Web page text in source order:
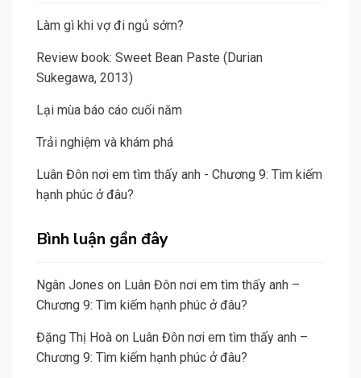
Làm gì khi vợ đi ngủ sớm?
Review book: Sweet Bean Paste (Durian
Sukegawa, 2013)
Lại mùa báo cáo cuối năm
Trải nghiệm và khám phá
Luân Đôn nơi em tìm thấy anh - Chương 9: Tìm kiếm
hạnh phúc ở đâu?
Bình luận gần đây
Ngân Jones on Luân Đôn nơi em tìm thấy anh –
Chương 9: Tìm kiếm hạnh phúc ở đâu?
Đặng Thị Hoà on Luân Đôn nơi em tìm thấy anh –
Chương 9: Tìm kiếm hạnh phúc ở đâu?